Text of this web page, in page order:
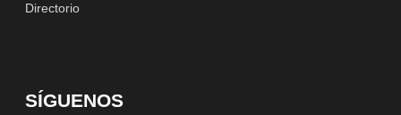
Directorio
SÍGUENOS